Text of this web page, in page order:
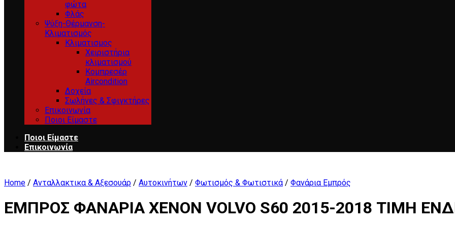
φώτα
Φλάς
Ψύξη-Θέρμανση-
Κλιματισμός
Κλιματισμος
Χειριστήρια
κλιματισμού
Κομπρεσέρ
Aircondition
Δοχεία
Σωλήνες & Σφιγκτήρες
Επικοινωνία
Ποιοι Είμαστε
Ποιοι Είμαστε
Επικοινωνία
Home / Ανταλλακτικα & Αξεσουάρ / Αυτοκινήτων / Φωτισμός & Φωτιστικά / Φανάρια Εμπρός
ΕΜΠΡΟΣ ΦΑΝΑΡΙΑ XENON VOLVO S60 2015-2018 ΤΙΜΗ